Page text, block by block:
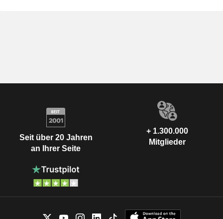
Seit über 20 Jahren
an Ihrer Seite
+ 1.300.000
Mitglieder